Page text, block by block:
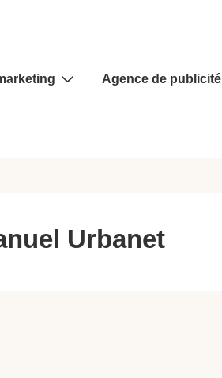
Agence de publicité
Urbanet